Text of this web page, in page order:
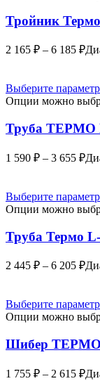
Тройник
2 165 ₽ – 6 185 ₽
Выберите
Опции можно
Труба ТЕРМО
1 590 ₽ – 3 655 ₽
Выберите
Опции можно
Труба Термо
2 445 ₽ – 6 205 ₽
Выберите
Опции можно
Шибер ТЕРМО
1 755 ₽ – 2 615 ₽